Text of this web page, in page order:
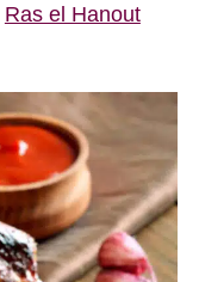
Ras el Hanout